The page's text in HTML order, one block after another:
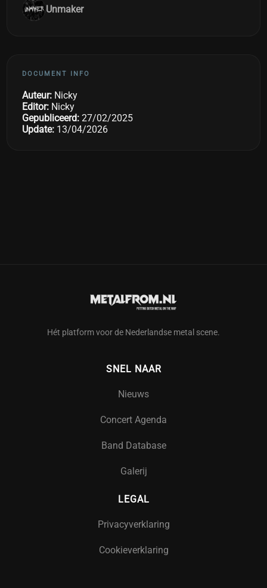
Unmaker
DOCUMENT INFO
Auteur: Nicky
Editor: Nicky
Gepubliceerd: 27/02/2025
Update: 13/04/2026
Hét platform voor de Nederlandse metal scene.
SNEL NAAR
Nieuws
Concert Agenda
Band Database
Galerij
LEGAL
Privacyverklaring
Cookieverklaring